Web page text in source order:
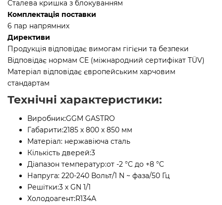
Сталева кришка з блокуванням
Комплектація поставки
6 пар напрямних
Директиви
Продукція відповідає вимогам гігієни та безпеки
Відповідає нормам CE (міжнародний сертифікат TÜV)
Матеріал відповідає європейським харчовим
стандартам
Технічні характеристики:
Виробник:GGM GASTRO
Габарити:2185 x 800 x 850 мм
Матеріал: нержавіюча сталь
Кількість дверей:3
Діапазон температур:от -2 °C до +8 °C
Напруга: 220-240 Вольт/1 N ~ фаза/50 Гц
Решітки:3 х GN 1/1
Холодоагент:R134А